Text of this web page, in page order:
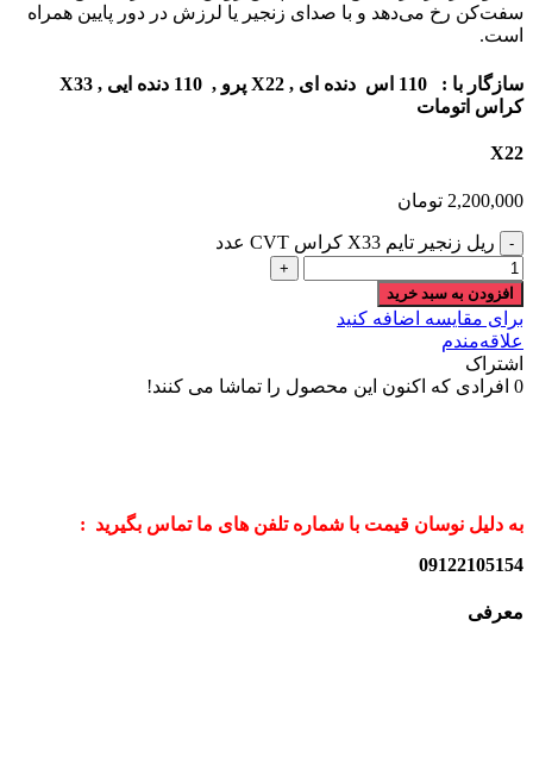
سفت‌کن رخ می‌دهد و با صدای زنجیر یا لرزش در دور پایین همراه
است.
سازگار با : 110 اس دنده ای , X22 پرو , 110 دنده ایی , X33
کراس اتومات
X22
2,200,000 تومان
ریل زنجیر تایم X33 کراس CVT عدد
افزودن به سبد خرید
برای مقایسه اضافه کنید
علاقه‌مندم
اشتراک
0 افرادی که اکنون این محصول را تماشا می کنند!
به دلیل نوسان قیمت با شماره تلفن های ما تماس بگیرید :
09122105154
معرفی